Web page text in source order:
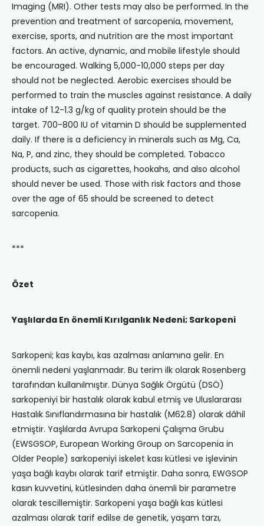
Imaging (MRI). Other tests may also be performed. In the
prevention and treatment of sarcopenia, movement,
exercise, sports, and nutrition are the most important
factors. An active, dynamic, and mobile lifestyle should
be encouraged. Walking 5,000-10,000 steps per day
should not be neglected. Aerobic exercises should be
performed to train the muscles against resistance. A daily
intake of 1.2-1.3 g/kg of quality protein should be the
target. 700-800 IU of vitamin D should be supplemented
daily. If there is a deficiency in minerals such as Mg, Ca,
Na, P, and zinc, they should be completed. Tobacco
products, such as cigarettes, hookahs, and also alcohol
should never be used. Those with risk factors and those
over the age of 65 should be screened to detect
sarcopenia.
***
Özet
Yaşlılarda En önemli Kırılganlık Nedeni; Sarkopeni
Sarkopeni; kas kaybı, kas azalması anlamına gelir. En
önemli nedeni yaşlanmadır. Bu terim ilk olarak Rosenberg
tarafından kullanılmıştır. Dünya Sağlık Örgütü (DSÖ)
sarkopeniyi bir hastalık olarak kabul etmiş ve Uluslararası
Hastalık Sınıflandırmasına bir hastalık (M62.8) olarak dâhil
etmiştir. Yaşlılarda Avrupa Sarkopeni Çalışma Grubu
(EWSGSOP, European Working Group on Sarcopenia in
Older People) sarkopeniyi iskelet kası kütlesi ve işlevinin
yaşa bağlı kaybı olarak tarif etmiştir. Daha sonra, EWGSOP
kasın kuvvetini, kütlesinden daha önemli bir parametre
olarak tescillemiştir. Sarkopeni yaşa bağlı kas kütlesi
azalması olarak tarif edilse de genetik, yaşam tarzı,